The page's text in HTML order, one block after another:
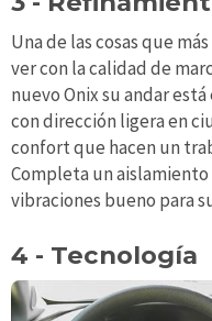
Una de las cosas que
ver con la calidad de
nuevo Onix su andar
con dirección ligera en
confort que hacen un
Completa un
vibraciones bueno para
4 - Tecnología